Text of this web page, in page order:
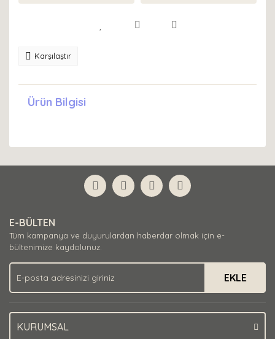
Karşılaştır
Ürün Bilgisi
E-BÜLTEN
Tüm kampanya ve duyurulardan haberdar olmak için e-
bültenimize kaydolunuz.
EKLE
KURUMSAL